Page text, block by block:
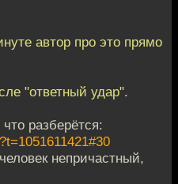
автор про это прямо
"ответный удар".
разберётся:
непричастный,